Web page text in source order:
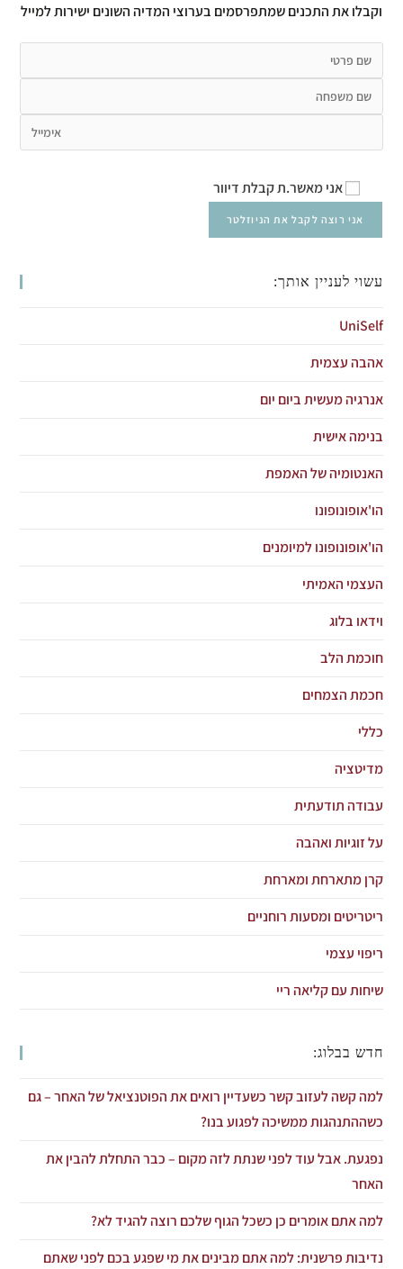
וקבלו את התכנים שמתפרסמים בערוצי המדיה השונים ישירות למייל
אני מאשר.ת קבלת דיוור
עשוי לעניין אותך:
UniSelf
אהבה עצמית
אנרגיה מעשית ביום יום
בנימה אישית
האנטומיה של האמפת
הו'אופונופונו
הו'אופונופונו למיומנים
העצמי האמיתי
וידאו בלוג
חוכמת הלב
חכמת הצמחים
כללי
מדיטציה
עבודה תודעתית
על זוגיות ואהבה
קרן מתארחת ומארחת
ריטריטים ומסעות רוחניים
ריפוי עצמי
שיחות עם קליאה ריי
חדש בבלוג:
למה קשה לעזוב קשר כשעדיין רואים את הפוטנציאל של האחר – גם
כשההתנהגות ממשיכה לפגוע בנו?
נפגעת. אבל עוד לפני שנתת לזה מקום – כבר התחלת להבין את
האחר
למה אתם אומרים כן כשכל הגוף שלכם רוצה להגיד לא?
נדיבות פרשנית: למה אתם מבינים את מי שפגע בכם לפני שאתם